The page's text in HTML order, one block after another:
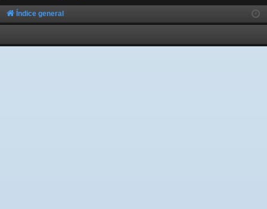
os
ar
ist
rs
Índice general